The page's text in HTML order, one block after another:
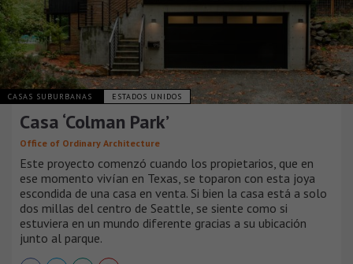
CASAS SUBURBANAS ESTADOS UNIDOS
Casa ‘Colman Park’
Office of Ordinary Architecture
Este proyecto comenzó cuando los propietarios, que en
ese momento vivían en Texas, se toparon con esta joya
escondida de una casa en venta. Si bien la casa está a solo
dos millas del centro de Seattle, se siente como si
estuviera en un mundo diferente gracias a su ubicación
junto al parque.